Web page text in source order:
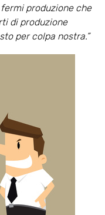
produzione che
di produzione
per colpa nostra.”